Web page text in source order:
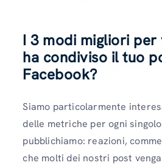
I 3 modi migliori per
ha condiviso il tuo
Facebook?
Siamo particolarmente
delle metriche per ogni
pubblichiamo: reazioni,
che molti dei nostri post